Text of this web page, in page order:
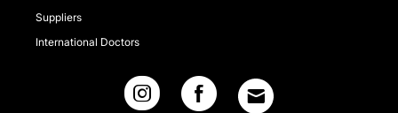
Suppliers
International Doctors